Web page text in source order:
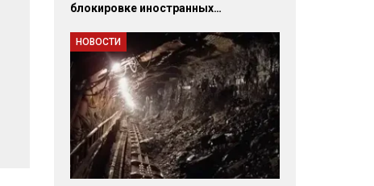
блокировке иностранных…
НОВОСТИ